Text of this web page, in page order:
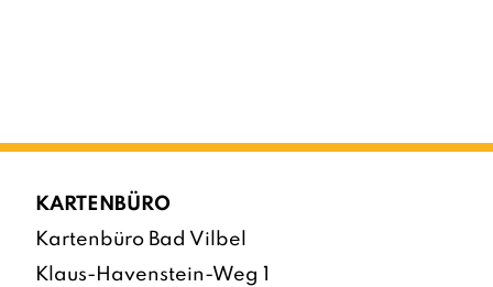
KARTENBÜRO
Kartenbüro Bad Vilbel
Klaus-Havenstein-Weg 1